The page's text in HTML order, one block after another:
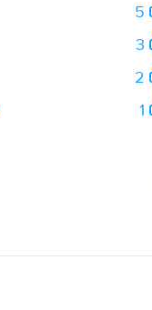
5
3
2
1